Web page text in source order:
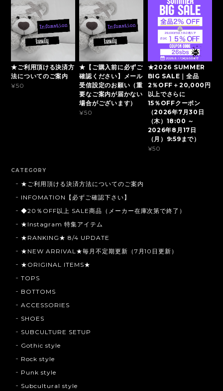
★ご利用頂ける決済方
法についてのご案内
¥50
★【ご購入前に必ずご
確認ください】メール
受信設定のお願い（重
要なご案内が届かない
場合がございます）
¥50
★2026 SUMMER
BIG SALE｜全品
2％OFF＋20,000円
以上でさらに
15％OFFクーポン
（2026年7月30日
（木）18:00 ～
2026年8月17日
（月）9:59まで）
¥50
CATEGORY
★ご利用頂ける決済方法についてのご案内
INFOMATION【必ずご確認下さい】
◆20％OFF以上 SALE商品（メーカー在庫次第で終了）
★Instagram 特集アイテム
★RANKING★ 8/4 UPDATE
★NEW ARRIVAL★毎月不定期更新（7月10日更新）
★ORIGINAL ITEMS★
TOPS
BOTTOMS
ACCESSORIES
SHOES
SUBCULTURE SETUP
Gothic style
Rock style
Punk style
Subcultural style